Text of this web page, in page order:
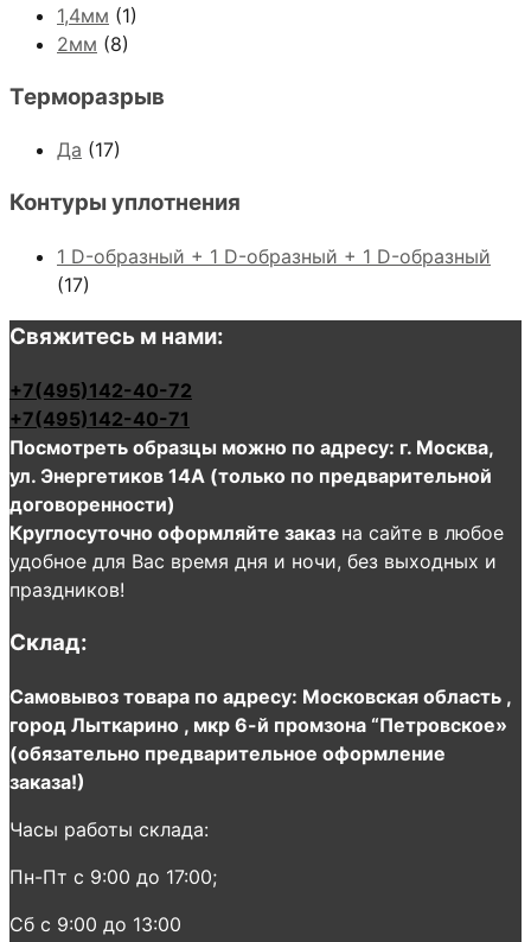
1,4мм (1)
2мм (8)
Терморазрыв
Да (17)
Контуры уплотнения
1 D-образный + 1 D-образный + 1 D-образный
(17)
Свяжитесь м нами:
+7(495)142-40-72
+7(495)142-40-71
Посмотреть образцы можно по адресу: г. Москва,
ул. Энергетиков 14А (только по предварительной
договоренности)
Круглосуточно оформляйте заказ на сайте в любое
удобное для Вас время дня и ночи, без выходных и
праздников!
Склад:
Самовывоз товара по адресу: Московская область ,
город Лыткарино , мкр 6-й промзона “Петровское»
(обязательно предварительное оформление
заказа!)
Часы работы склада:
Пн-Пт с 9:00 до 17:00;
Сб с 9:00 до 13:00